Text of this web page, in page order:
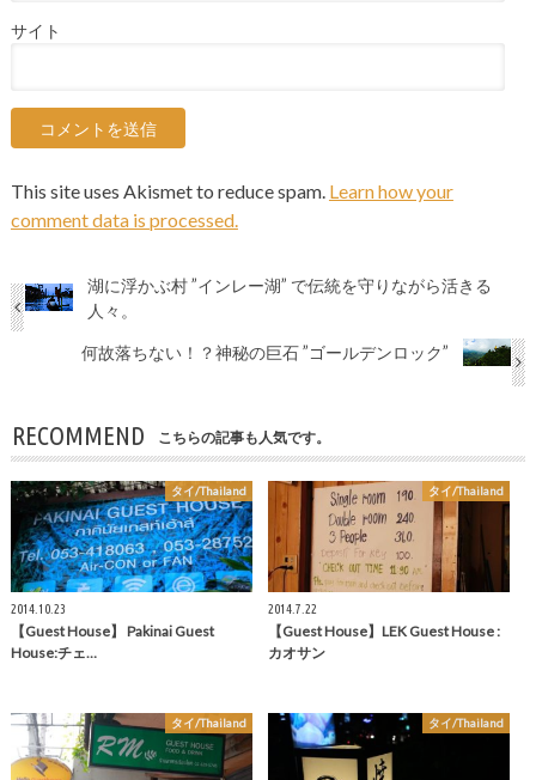
サイト
This site uses Akismet to reduce spam. Learn how your
comment data is processed.
湖に浮かぶ村 ”インレー湖” で伝統を守りながら活きる
人々。
何故落ちない！？神秘の巨石 ”ゴールデンロック”
RECOMMEND こちらの記事も人気です。
タイ/Thailand
2014.10.23
【Guest House】 Pakinai Guest
House:チェ…
タイ/Thailand
2014.7.22
【Guest House】LEK Guest House :
カオサン
タイ/Thailand タイ/Thailand